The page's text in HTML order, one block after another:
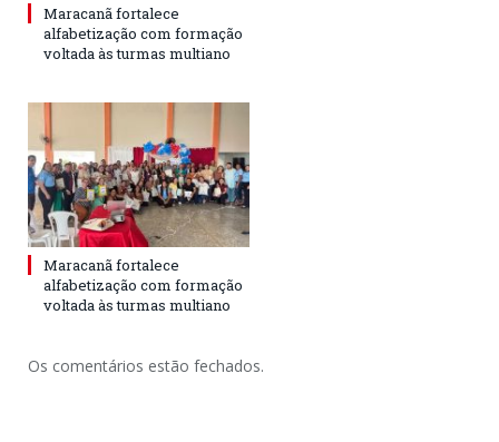
Maracanã fortalece
alfabetização com formação
voltada às turmas multiano
Maracanã fortalece
alfabetização com formação
voltada às turmas multiano
Os comentários estão fechados.